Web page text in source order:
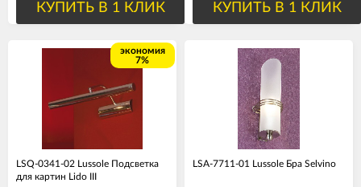
КУПИТЬ В 1 КЛИК КУПИТЬ В 1 КЛИК
экономия
7%
LSQ-0341-02 Lussole Подсветка
для картин Lido III
LSA-7711-01 Lussole Бра Selvino